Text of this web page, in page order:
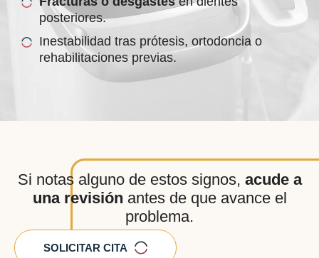
posteriores.
Inestabilidad tras prótesis, ortodoncia o
rehabilitaciones previas.
Si notas alguno de estos signos, acude a
una revisión antes de que avance el
problema.
SOLICITAR CITA